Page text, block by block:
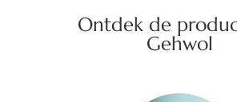
Ontdek de
Gehwol